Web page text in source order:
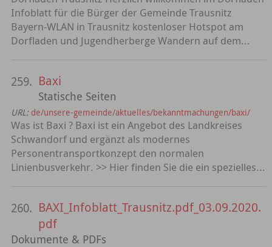
Infoblatt für die Bürger der Gemeinde Trausnitz
Bayern-WLAN in Trausnitz kostenloser Hotspot am
Dorfladen und Jugendherberge Wandern auf dem...
259. Baxi
Statische Seiten
URL: de/unsere-gemeinde/aktuelles/bekanntmachungen/baxi/
Was ist Baxi ? Baxi ist ein Angebot des Landkreises
Schwandorf und ergänzt als modernes
Personentransportkonzept den normalen
Linienbusverkehr. >> Hier finden Sie die ein spezielles...
260. BAXI_Infoblatt_Trausnitz.pdf_03.09.2020.
pdf
Dokumente & PDFs